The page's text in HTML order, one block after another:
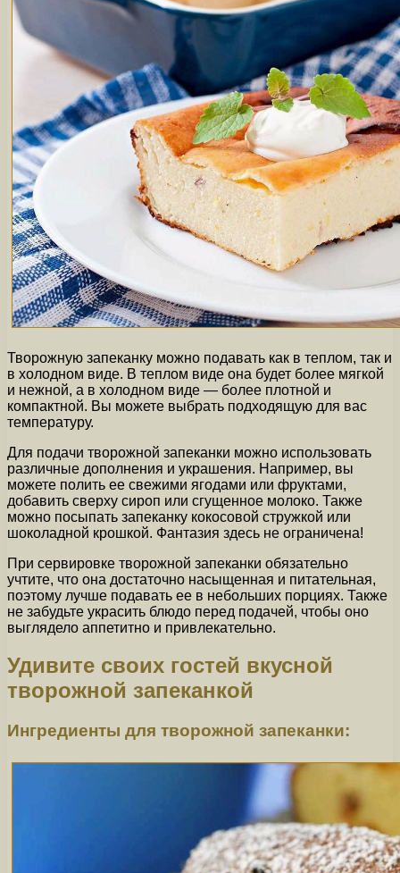
Творожную запеканку можно подавать как в теплом, так и
в холодном виде. В теплом виде она будет более мягкой
и нежной, а в холодном виде — более плотной и
компактной. Вы можете выбрать подходящую для вас
температуру.
Для подачи творожной запеканки можно использовать
различные дополнения и украшения. Например, вы
можете полить ее свежими ягодами или фруктами,
добавить сверху сироп или сгущенное молоко. Также
можно посыпать запеканку кокосовой стружкой или
шоколадной крошкой. Фантазия здесь не ограничена!
При сервировке творожной запеканки обязательно
учтите, что она достаточно насыщенная и питательная,
поэтому лучше подавать ее в небольших порциях. Также
не забудьте украсить блюдо перед подачей, чтобы оно
выглядело аппетитно и привлекательно.
Удивите своих гостей вкусной
творожной запеканкой
Ингредиенты для творожной запеканки: